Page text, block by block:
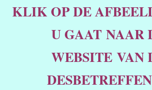
KLIK OP DE
U GAAT NAAR
WEBSITE VAN